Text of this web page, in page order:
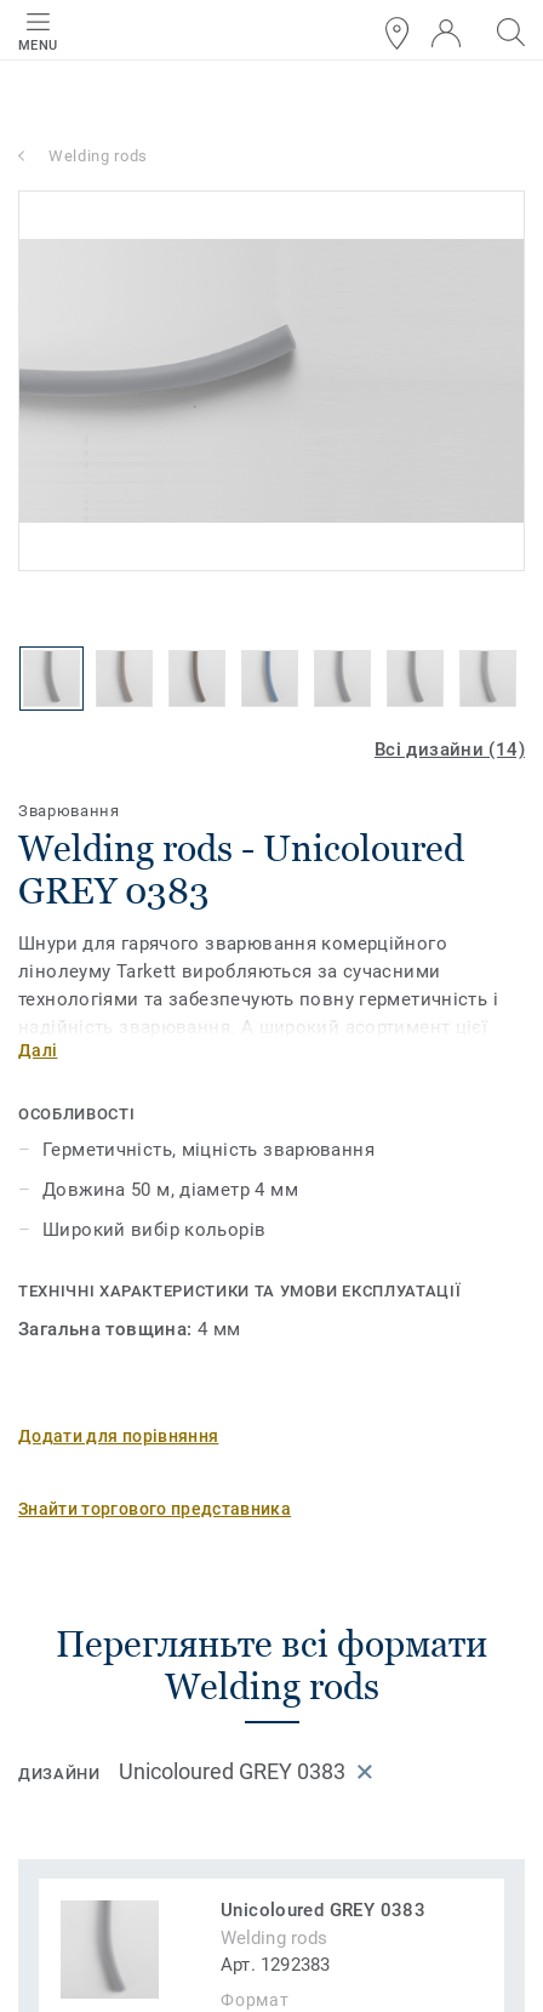
MENU
Welding rods
Всі дизайни (14)
Зварювання
Welding rods - Unicoloured
GREY 0383
Шнури для гарячого зварювання комерційного
лінолеуму Tarkett виробляються за сучасними
технологіями та забезпечують повну герметичність і
надійність зварювання. А широкий асортимент цієї
продукції дозволить обрати шнур, який співпадає з
Далі
ОСОБЛИВОСТІ
Герметичність, міцність зварювання
Довжина 50 м, діаметр 4 мм
Широкий вибір кольорів
ТЕХНІЧНІ ХАРАКТЕРИСТИКИ ТА УМОВИ ЕКСПЛУАТАЦІЇ
Загальна товщина: 4 мм
Додати для порівняння
Знайти торгового представника
Перегляньте всі формати
Welding rods
ДИЗАЙНИ Unicoloured GREY 0383
Unicoloured GREY 0383
Welding rods
Арт. 1292383
Формат